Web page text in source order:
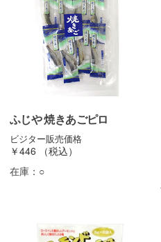
ふじや 焼きあごピロ
ビジター販売価格
￥446
（税込）
在庫： ○